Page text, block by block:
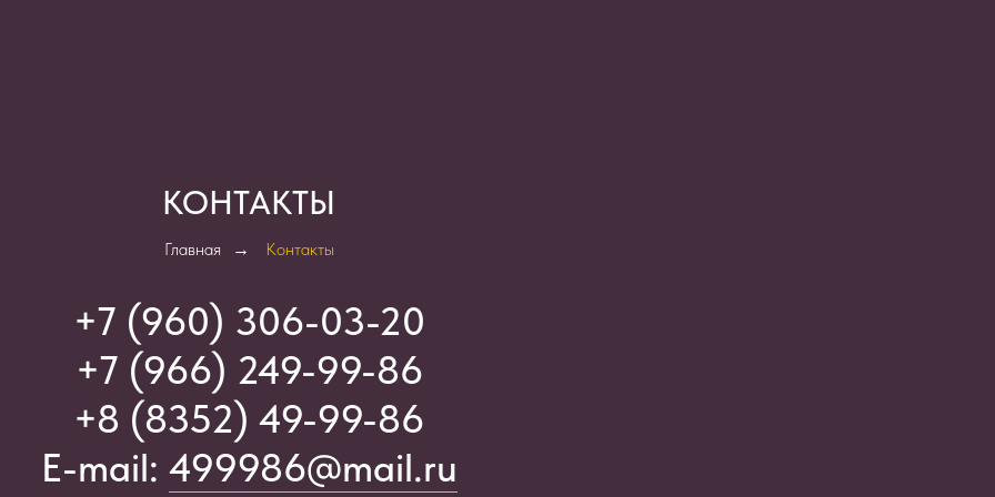
КОНТАКТЫ
Главная → Контакты
+7 (960) 306-03-20
+7 (966) 249-99-86
+8 (8352) 49-99-86
E-mail: 499986@mail.ru